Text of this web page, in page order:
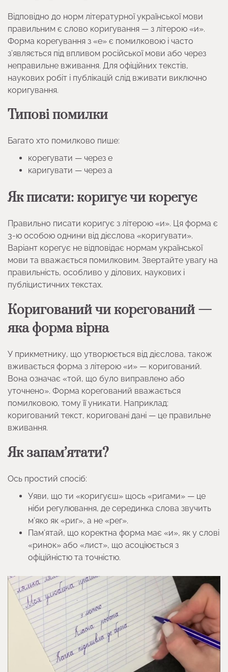
Відповідно до норм літературної української мови
правильним є слово коригування — з літерою «и».
Форма корегування з «е» є помилковою і часто
з’являється під впливом російської мови або через
неправильне вживання. Для офіційних текстів,
наукових робіт і публікацій слід вживати виключно
коригування.
Типові помилки
Багато хто помилково пише:
корегувати — через е
каригувати — через а
Як писати: коригує чи корегує
Правильно писати коригує з літерою «и». Ця форма є
3-ю особою однини від дієслова «коригувати».
Варіант корегує не відповідає нормам української
мови та вважається помилковим. Звертайте увагу на
правильність, особливо у ділових, наукових і
публіцистичних текстах.
Коригований чи корегований —
яка форма вірна
У прикметнику, що утворюється від дієслова, також
вживається форма з літерою «и» — коригований.
Вона означає «той, що було виправлено або
уточнено». Форма корегований вважається
помилковою, тому її уникати. Наприклад:
коригований текст, кориговані дані — це правильне
вживання.
Як запам’ятати?
Ось простий спосіб:
Уяви, що ти «коригуєш» щось «ригами» — це
ніби регулювання, де серединка слова звучить
м’яко як «риг», а не «рег».
Пам’ятай, що коректна форма має «и», як у слові
«ринок» або «лист», що асоціюється з
офіційністю та точністю.